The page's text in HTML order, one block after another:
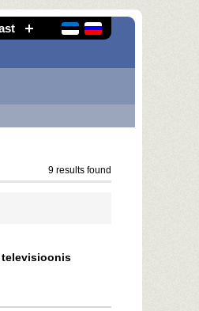
9 results found
televisioonis